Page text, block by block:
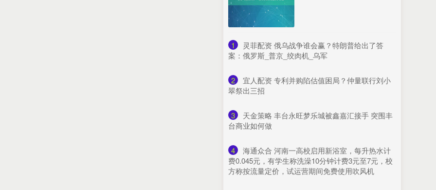
1
​灵菲配资 俄乌战争谁会赢？特朗普给出了答
案：俄罗斯_普京_绞肉机_乌军
2
​宜人配资 专利并购陷估值困局？仲量联行刘小
翠祭出三招
3
​天金策略 丰台永旺梦乐城被鑫嘉汇接手 突围丰
台商业如何做
4
​海通众合 河南一高校启用新浴室，每升热水计
费0.045元，有学生称洗澡10分钟计费3元至7元，校
方称按流量定价，试运营期间免费使用吹风机